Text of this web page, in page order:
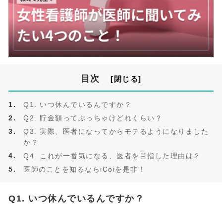
目次
Q1. いつ休んでいるんですか？
Q2. 貯金額ってぶっちゃけどれくらい？
Q3. 実際、医者になってからモテるようになりました
か？
Q4. これが一番気になる、医者を目指した理由は？
医師のことを知るならiCoiを是非！
Q1. いつ休んでいるんですか？